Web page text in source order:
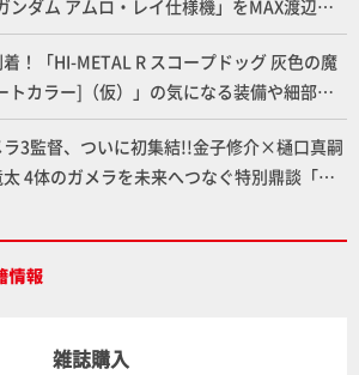
ンダム アムロ・レイ仕様機」をMAX渡辺が
る!!【試し読み】
！「HI-METAL R スコープドッグ 灰色の魔
トカラー]（仮）」の気になる装備や細部な
を撮り下ろしでお届け!! 【装甲騎兵ボトム
3監督、ついに初集結!!金子修介×樋口真嗣
4体のガメラを未来へつなぐ特別鼎談「ガ
雑誌購入